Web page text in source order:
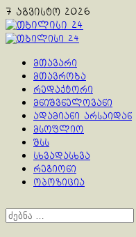
Skip
to
content
7 აგვისტო 2026
Primary
მთავარი
მთავრობა
რედაქტორი
მნიშვნელოვანი
ადამიანი არსაიდან
მსოფლიო
შსს
სხვადასხვა
რეგიონი
ოპოზიცია
ძებნა: